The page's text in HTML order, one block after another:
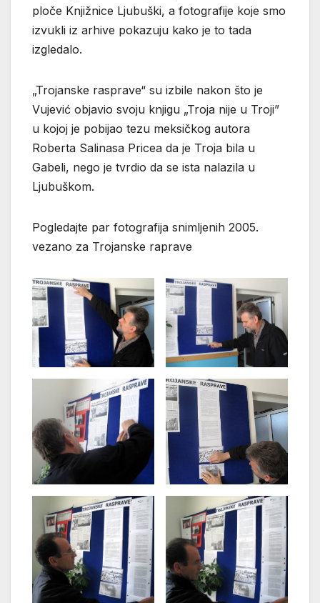
ploče Knjižnice Ljubuški, a fotografije koje smo
izvukli iz arhive pokazuju kako je to tada
izgledalo.
„Trojanske rasprave“ su izbile nakon što je
Vujević objavio svoju knjigu „Troja nije u Troji”
u kojoj je pobijao tezu meksičkog autora
Roberta Salinasa Pricea da je Troja bila u
Gabeli, nego je tvrdio da se ista nalazila u
Ljubuškom.
Pogledajte par fotografija snimljenih 2005.
vezano za Trojanske raprave